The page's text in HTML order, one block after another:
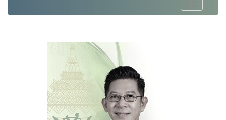
navigation